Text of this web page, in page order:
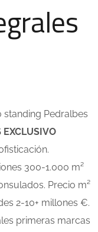
Pedralbes
300-1.000 m²
Precio m²
2-10+ millones €.
primeras marcas